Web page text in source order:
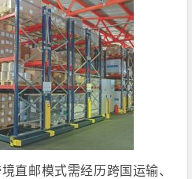
直邮模式需经历跨国运输、